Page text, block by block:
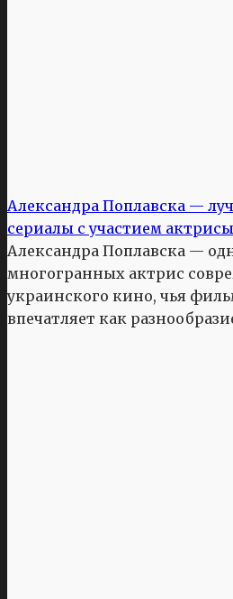
Александра Поплавска —
сериалы с участием актрисы
Александра Поплавска —
многогранных актрис
украинского кино, чья
впечатляет как